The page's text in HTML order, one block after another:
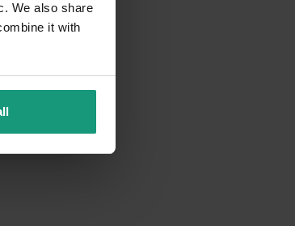
We also share
it with
0%
0%